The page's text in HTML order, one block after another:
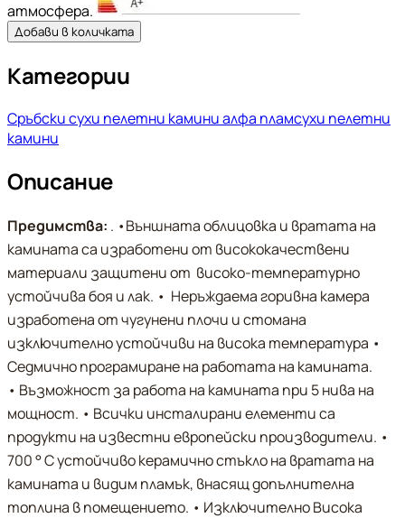
атмосфера.
Добави в количката
Категории
Сръбски сухи пелетни камини алфа пламсухи пелетни
камини
Описание
Предимства: . •Външната облицовка и вратата на
камината са изработени от висококачествени
материали защитени от високо-температурно
устойчива боя и лак. • Неръждаема горивна камера
изработена от чугунени плочи и стомана
изключително устойчиви на висока температура •
Седмично програмиране на работата на камината.
• Възможност за работа на камината при 5 нива на
мощност. • Всички инсталирани елементи са
продукти на известни европейски производители. •
700 ° C устойчиво керамично стъкло на вратата на
камината и видим пламък, внасящ допълнителна
топлина в помещението. • Изключително Висока